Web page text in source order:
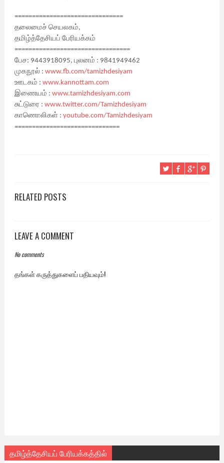
===============================
தலைமைச் செயலகம்,
தமிழ்த்தேசியப் பேரியக்கம்
=================================
பேச: 9443918095, புலனம் : 9841949462
முகநூல் : www.fb.com/tamizhdesiyam
ஊடகம் : www.kannottam.com
இணையம் : www.tamizhdesiyam.com
சுட்டுரை : www.twitter.com/Tamizhdesiyam
காணொலிகள் : youtube.com/Tamizhdesiyam
==============================
RELATED POSTS
LEAVE A COMMENT
No comments
தங்கள் கருத்துகளைப் பதியவும்!
தமிழ்த்தேசியப் பேரியக்கத்தில்